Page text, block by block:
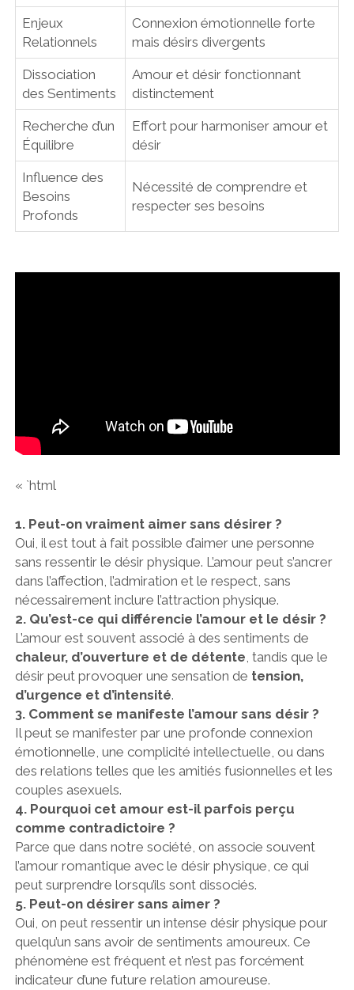
Enjeux
Relationnels
Connexion émotionnelle forte
mais désirs divergents
Dissociation
des Sentiments
Amour et désir fonctionnant
distinctement
Recherche d’un
Équilibre
Effort pour harmoniser amour et
désir
Influence des
Besoins
Profonds
Nécessité de comprendre et
respecter ses besoins
« `html
1. Peut-on vraiment aimer sans désirer ?
Oui, il est tout à fait possible d’aimer une personne
sans ressentir le désir physique. L’amour peut s’ancrer
dans l’affection, l’admiration et le respect, sans
nécessairement inclure l’attraction physique.
2. Qu’est-ce qui différencie l’amour et le désir ?
L’amour est souvent associé à des sentiments de
chaleur, d’ouverture et de détente, tandis que le
désir peut provoquer une sensation de tension,
d’urgence et d’intensité.
3. Comment se manifeste l’amour sans désir ?
Il peut se manifester par une profonde connexion
émotionnelle, une complicité intellectuelle, ou dans
des relations telles que les amitiés fusionnelles et les
couples asexuels.
4. Pourquoi cet amour est-il parfois perçu
comme contradictoire ?
Parce que dans notre société, on associe souvent
l’amour romantique avec le désir physique, ce qui
peut surprendre lorsqu’ils sont dissociés.
5. Peut-on désirer sans aimer ?
Oui, on peut ressentir un intense désir physique pour
quelqu’un sans avoir de sentiments amoureux. Ce
phénomène est fréquent et n’est pas forcément
indicateur d’une future relation amoureuse.